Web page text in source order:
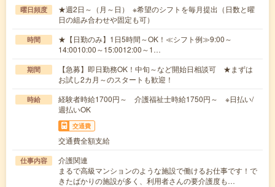
曜日頻度
★週2日～（月～日） ※希望のシフトを毎月提出（日数と曜
日の組み合わせや固定も可）
時間
★【日勤のみ】1日5時間～OK！≪シフト例≫9:00～
14:0010:00～15:0012:00～1…
期間
【急募】即日勤務OK！中旬～など開始日相談可 ★まずは
お試し2カ月～のスタートも歓迎！
時給
経験者時給1700円～ 介護福祉士時給1750円～ ※日払い/
週払いOK
交通費
交通費全額支給
仕事内容
介護関連
まるで高級マンションのような施設で働けるお仕事です！で
きたばかりの施設が多く、利用者さんの要介護度も…